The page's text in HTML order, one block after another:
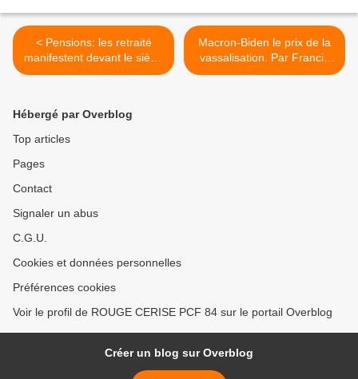
< Pensions: les retraité
manifestent devant le siège
du MEDEF
Macron-Biden le prix de la
vassalisation. Par Francis
Wurtz >
Hébergé par Overblog
Top articles
Pages
Contact
Signaler un abus
C.G.U.
Cookies et données personnelles
Préférences cookies
Voir le profil de ROUGE CERISE PCF 84 sur le portail Overblog
Créer un blog sur Overblog